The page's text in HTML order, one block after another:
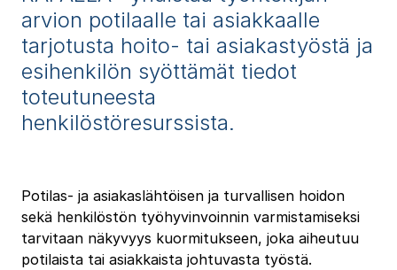
arvion potilaalle tai asiakkaalle
tarjotusta hoito- tai asiakastyöstä ja
esihenkilön syöttämät tiedot
toteutuneesta
henkilöstöresurssista.
Potilas- ja asiakaslähtöisen ja turvallisen hoidon
sekä henkilöstön työhyvinvoinnin varmistamiseksi
tarvitaan näkyvyys kuormitukseen, joka aiheutuu
potilaista tai asiakkaista johtuvasta työstä.